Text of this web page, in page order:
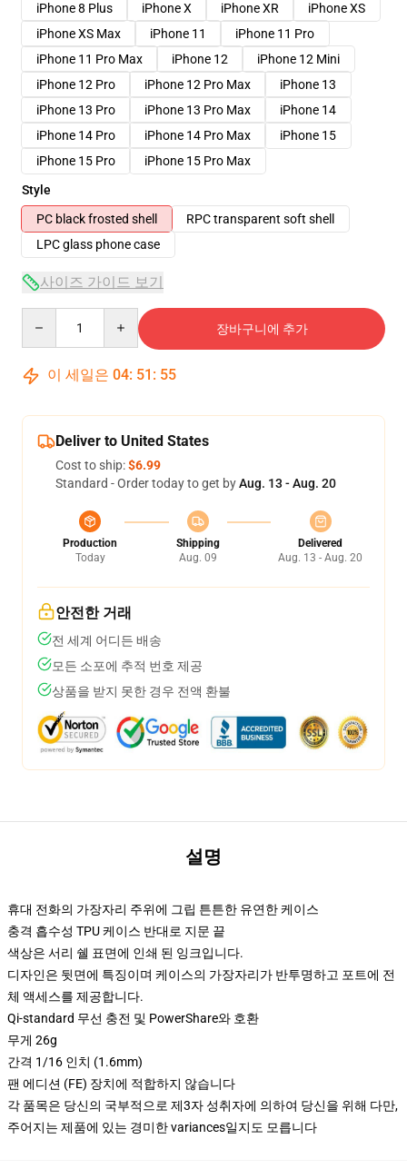
iPhone 8 Plus
iPhone X iPhone XR
iPhone XS
iPhone XS Max
iPhone 11
iPhone 11 Pro
iPhone 11 Pro Max
iPhone 12
iPhone 12 Mini
iPhone 12 Pro
iPhone 12 Pro Max
iPhone 13
iPhone 13 Pro
iPhone 13 Pro Max
iPhone 14
iPhone 14 Pro
iPhone 14 Pro Max
iPhone 15
iPhone 15 Pro
iPhone 15 Pro Max
Style
PC black frosted shell
RPC transparent soft shell
LPC glass phone case
사이즈 가이드 보기
장바구니에 추가
이 세일은 04: 51 : 54
Deliver to United States
Cost to ship:$6.99
Standard - Order today to get byAug. 13 - Aug. 20
Production
Today
Shipping
Aug. 09
Delivered
Aug. 13 - Aug. 20
안전한 거래
전 세계 어디든 배송
모든 소포에 추적 번호 제공
상품을 받지 못한 경우 전액 환불
설명
휴대 전화의 가장자리 주위에 그립 튼튼한 유연한 케이스
충격 흡수성 TPU 케이스 반대로 지문 끝
색상은 서리 쉘 표면에 인쇄 된 잉크입니다.
디자인은 뒷면에 특징이며 케이스의 가장자리가 반투명하고 포트에 전
체 액세스를 제공합니다.
Qi-standard 무선 충전 및 PowerShare와 호환
무게 26g
간격 1/16 인치 (1.6mm)
팬 에디션 (FE) 장치에 적합하지 않습니다
각 품목은 당신의 국부적으로 제3자 성취자에 의하여 당신을 위해 다만,
주어지는 제품에 있는 경미한 variances일지도 모릅니다